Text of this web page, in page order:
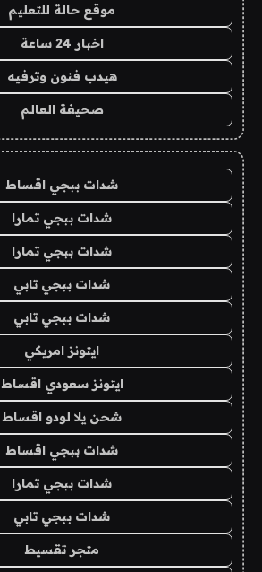
موقع حالة للتعليم
اخبار 24 ساعة
هيدب فنون وترفيه
صحيفة العالم
شدات ببجي اقساط
شدات ببجي تمارا
شدات ببجي تمارا
شدات ببجي تابي
شدات ببجي تابي
ايتونز امريكي
ايتونز سعودي اقساط
شحن يلا لودو اقساط
شدات ببجي اقساط
شدات ببجي تمارا
شدات ببجي تابي
متجر تقسيط